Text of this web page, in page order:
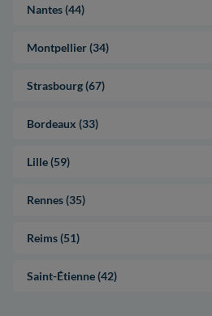
Nantes (44)
Montpellier (34)
Strasbourg (67)
Bordeaux (33)
Lille (59)
Rennes (35)
Reims (51)
Saint-Étienne (42)